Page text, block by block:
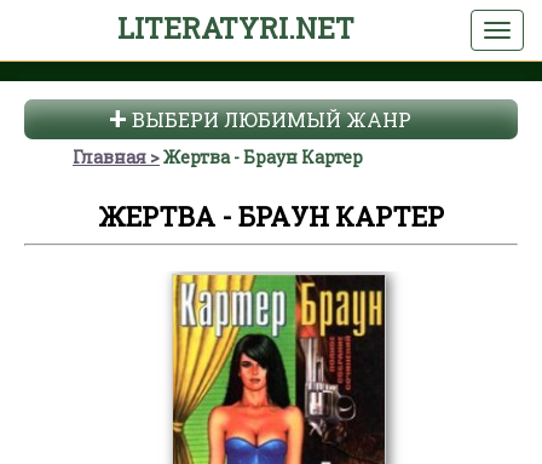
LITERATYRI.NET
ВЫБЕРИ ЛЮБИМЫЙ ЖАНР
Главная Жертва - Браун Картер
ЖЕРТВА - БРАУН КАРТЕР